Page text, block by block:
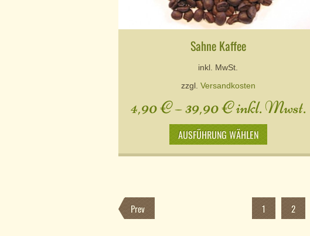
Sahne Kaffee
inkl. MwSt.
zzgl. Versandkosten
4,90€–39,90€inkl. Mwst.
AUSFÜHRUNG WÄHLEN
Prev 1 2